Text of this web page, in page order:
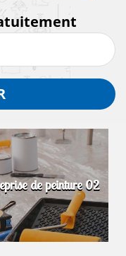
de peinture 02